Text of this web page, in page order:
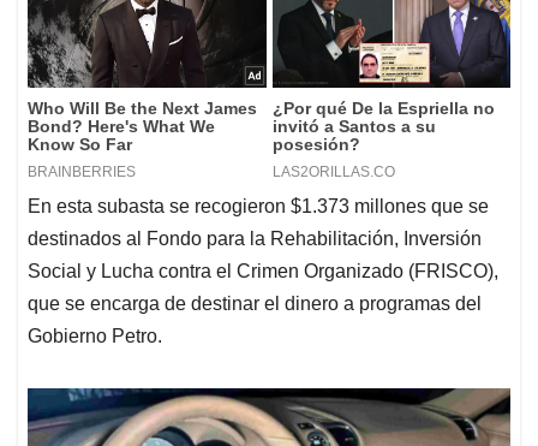
En esta subasta se recogieron $1.373 millones que se
destinados al Fondo para la Rehabilitación, Inversión
Social y Lucha contra el Crimen Organizado (FRISCO),
que se encarga de destinar el dinero a programas del
Gobierno Petro.